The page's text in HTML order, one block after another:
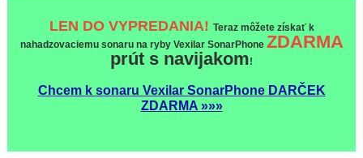
LEN DO VYPREDANIA! Teraz môžete získať k
nahadzovaciemu sonaru na ryby Vexilar SonarPhone ZDARMA
prút s navijakom!
Chcem k sonaru Vexilar SonarPhone DARČEK
ZDARMA »»»